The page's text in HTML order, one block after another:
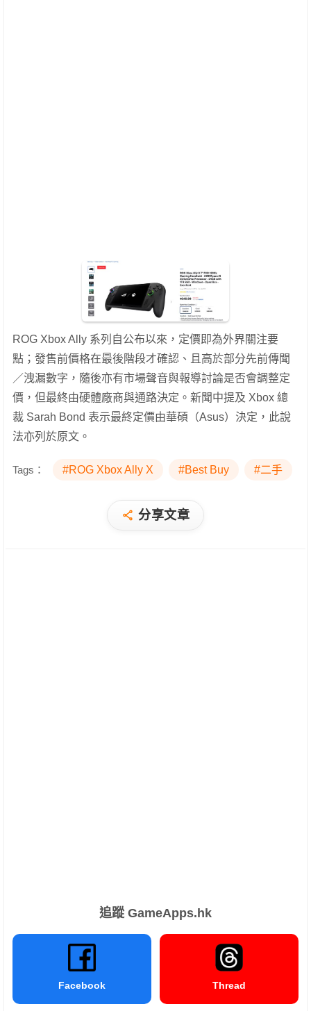
ROG Xbox Ally 系列自公布以來，定價即為外界關注要
點；發售前價格在最後階段才確認、且高於部分先前傳聞
／洩漏數字，隨後亦有市場聲音與報導討論是否會調整定
價，但最終由硬體廠商與通路決定。新聞中提及 Xbox 總
裁 Sarah Bond 表示最終定價由華碩（Asus）決定，此說
法亦列於原文。
Tags： #ROG Xbox Ally X #Best Buy #二手
分享文章
追蹤 GameApps.hk
Facebook Thread